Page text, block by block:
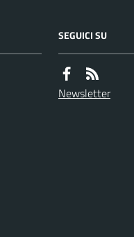
SEGUICI SU
Newsletter